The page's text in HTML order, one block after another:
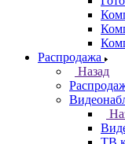
Распродажа
Назад